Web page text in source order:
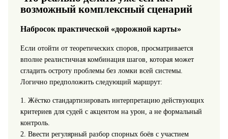
возможный комплексный сценарий
Набросок практической «дорожной карты»
Если отойти от теоретических споров, просматривается
вполне реалистичная комбинация шагов, которая может
сгладить остроту проблемы без ломки всей системы.
Логично предположить следующий маршрут:
1. Жёстко стандартизировать интерпретацию действующих
критериев для судей с акцентом на урон, а не формальный
контроль.
2. Ввести регулярный разбор спорных боёв с участием